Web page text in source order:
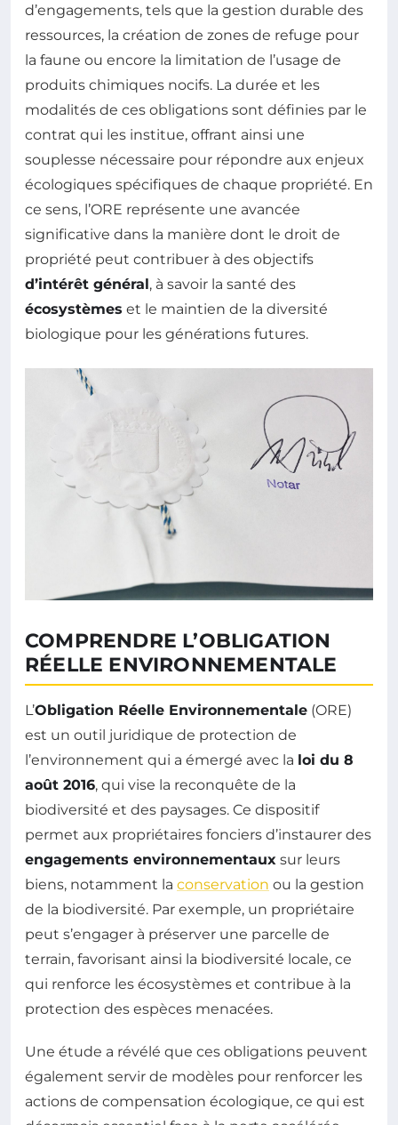
d’engagements, tels que la gestion durable des
ressources, la création de zones de refuge pour
la faune ou encore la limitation de l’usage de
produits chimiques nocifs. La durée et les
modalités de ces obligations sont définies par le
contrat qui les institue, offrant ainsi une
souplesse nécessaire pour répondre aux enjeux
écologiques spécifiques de chaque propriété. En
ce sens, l’ORE représente une avancée
significative dans la manière dont le droit de
propriété peut contribuer à des objectifs
d’intérêt général, à savoir la santé des
écosystèmes et le maintien de la diversité
biologique pour les générations futures.
COMPRENDRE L’OBLIGATION
RÉELLE ENVIRONNEMENTALE
L’Obligation Réelle Environnementale (ORE)
est un outil juridique de protection de
l’environnement qui a émergé avec la loi du 8
août 2016, qui vise la reconquête de la
biodiversité et des paysages. Ce dispositif
permet aux propriétaires fonciers d’instaurer des
engagements environnementaux sur leurs
biens, notamment la conservation ou la gestion
de la biodiversité. Par exemple, un propriétaire
peut s’engager à préserver une parcelle de
terrain, favorisant ainsi la biodiversité locale, ce
qui renforce les écosystèmes et contribue à la
protection des espèces menacées.
Une étude a révélé que ces obligations peuvent
également servir de modèles pour renforcer les
actions de compensation écologique, ce qui est